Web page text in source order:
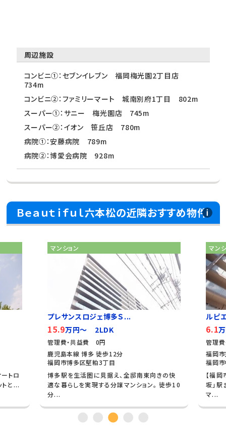
周辺施設
コンビニ①：セブンイレブン 福岡梅光園2丁目店
734m
コンビニ②：ファミリーマート 城南別府1丁目 802m
スーパー①：サニー 梅光園店 745m
スーパー②：イオン 笹丘店 780m
病院①：安藤病院 789m
病院②：博愛会病院 928m
Ｂｅａｕｔｉｆｕｌ六本松の近隣おすすめ物件
トロ
トと...
マンション
プレサンスロジェ博多Ｓ...
15.9万円～ 2LDK
管理費・共益費 0円
鹿児島本線 博多 徒歩12分
福岡市博多区堅粕3丁目
博多駅を生活圏に見据え、全邸南東向きの快
適な暮らしを実現する分譲マンション。 徒歩10
分...
マン
ルピ
6.1
管理
福岡
福岡
【福
坂」
マ...